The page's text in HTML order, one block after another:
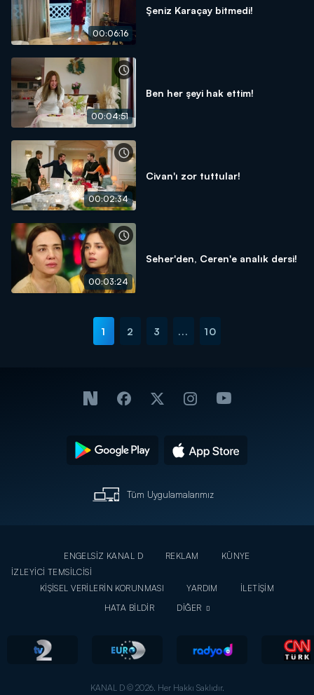
00:06:16
Şeniz Karaçay bitmedi!
00:04:51
Ben her şeyi hak ettim!
00:02:34
Civan'ı zor tuttular!
00:03:24
Seher'den, Ceren'e analık dersi!
1 2 3 ... 10
Tüm Uygulamalarımız
ENGELSİZ KANAL D REKLAM
KÜNYE
İZLEYİCİ TEMSİLCİSİ
KİŞİSEL VERİLERİN KORUNMASI
YARDIM
İLETİŞİM
HATA BİLDİR
DİĞER
KANAL D © 2026. Her Hakkı Saklıdır.